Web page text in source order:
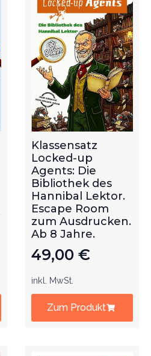
Klassensatz
Locked-up
Agents: Die
Bibliothek des
Hannibal Lektor.
Escape Room
zum Ausdrucken.
Ab 8 Jahre.
49,00 €
inkl. MwSt.
Zum Produkt